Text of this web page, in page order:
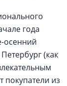
года
осенний
(как
покупатели из